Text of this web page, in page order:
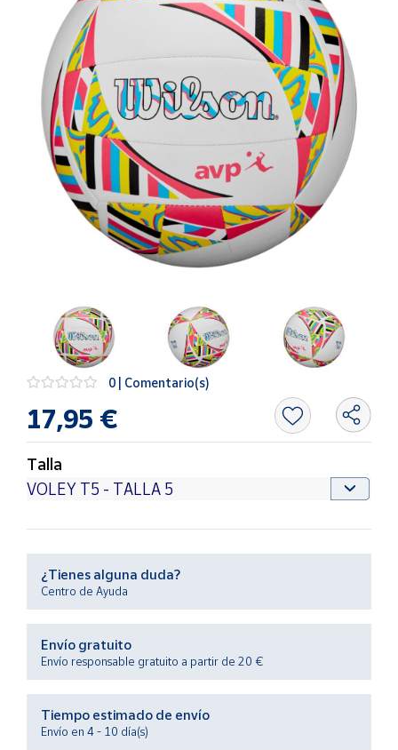
Papelería
Para Canarias,
Ceuta y Melilla
populares
Bono
Productos
Solidarios
Ayuda
Centro
de ayuda
Contacto
Vendedores
vendedores
vendedor
vendedor
0 | Comentario(s)
17,95 €
Talla
¿Tienes alguna duda?
Centro de Ayuda
Envío gratuito
Envío responsable gratuito a partir de 20 €
Tiempo estimado de envío
Envío en 4 - 10 día(s)